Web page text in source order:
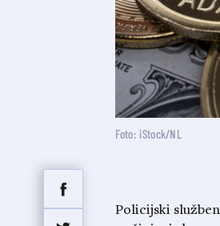
Foto: iStock/NL
Policijski